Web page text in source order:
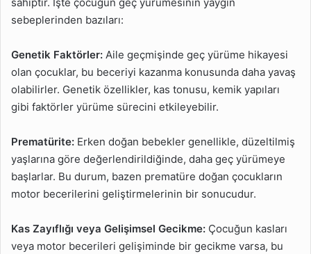
sebeplerinden bazıları:
Genetik Faktörler: Aile geçmişinde geç yürüme hikayesi
olan çocuklar, bu beceriyi kazanma konusunda daha yavaş
olabilirler. Genetik özellikler, kas tonusu, kemik yapıları
gibi faktörler yürüme sürecini etkileyebilir.
Prematürite: Erken doğan bebekler genellikle, düzeltilmiş
yaşlarına göre değerlendirildiğinde, daha geç yürümeye
başlarlar. Bu durum, bazen prematüre doğan çocukların
motor becerilerini geliştirmelerinin bir sonucudur.
Kas Zayıflığı veya Gelişimsel Gecikme: Çocuğun kasları
veya motor becerileri gelişiminde bir gecikme varsa, bu